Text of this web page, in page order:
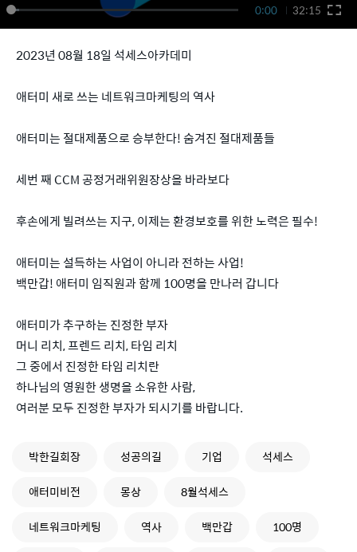
0:00 32:15
2023년 08월 18일 석세스아카데미
애터미 새로 쓰는 네트워크마케팅의 역사
애터미는 절대제품으로 승부한다! 숨겨진 절대제품들
세번 째 CCM 공정거래위원장상을 바라보다
후손에게 빌려쓰는 지구, 이제는 환경보호를 위한 노력은 필수!
애터미는 설득하는 사업이 아니라 전하는 사업!
백만갑! 애터미 임직원과 함께 100명을 만나러 갑니다
애터미가 추구하는 진정한 부자
머니 리치, 프렌드 리치, 타임 리치
그 중에서 진정한 타임 리치란
하나님의 영원한 생명을 소유한 사람,
여러분 모두 진정한 부자가 되시기를 바랍니다.
박한길회장 성공의길 기업
석세스
애터미비전
몽상
8월석세스
네트워크마케팅
역사 백만갑
100명